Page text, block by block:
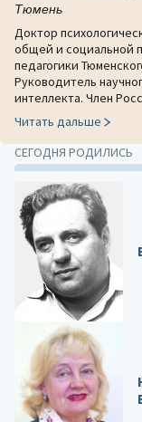
Тюмень
Доктор
общей и социальной
педагогики
Руководитель
интеллекта. Член
Читать дальше
СЕГОДНЯ РОДИЛИСЬ